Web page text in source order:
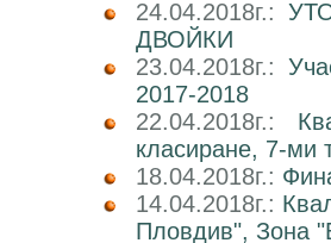
24.04.2018г.:
ДВОЙКИ
23.04.2018г.:
2017-2018
22.04.2018г.:
класиране, 7-ми
18.04.2018г.:
14.04.2018г.:
Пловдив", Зона